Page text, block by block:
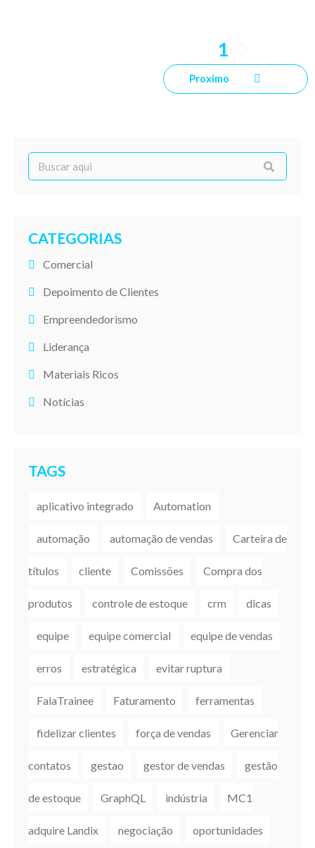
1
Proximo
CATEGORIAS
Comercial
Depoimento de Clientes
Empreendedorismo
Liderança
Materiais Ricos
Notícias
TAGS
aplicativo integrado Automation
automação automação de vendas Carteira de
títulos cliente Comissões Compra dos
produtos controle de estoque crm dicas
equipe equipe comercial equipe de vendas
erros estratégica evitar ruptura
FalaTrainee Faturamento ferramentas
fidelizar clientes força de vendas Gerenciar
contatos gestao gestor de vendas gestão
de estoque GraphQL indústria MC1
adquire Landix negociação oportunidades